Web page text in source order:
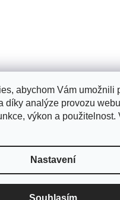
abychom Vám umožnili
díky analýze provozu
výkon a použitelnost.
Nastavení
Souhlasím